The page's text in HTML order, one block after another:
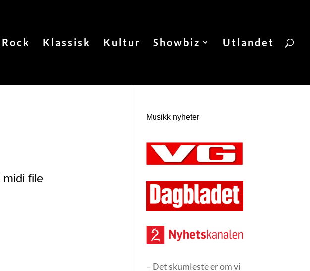
Rock Klassisk Kultur Showbiz Utlandet
midi file
Musikk nyheter
– Det skumleste er om vi